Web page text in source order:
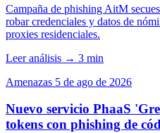
Campaña de phishing AitM
robar credenciales y datos de
proxies residenciales.
Leer análisis → 3 min
Amenazas 5 de ago de 2026
Nuevo servicio PhaaS
tokens con phishing de